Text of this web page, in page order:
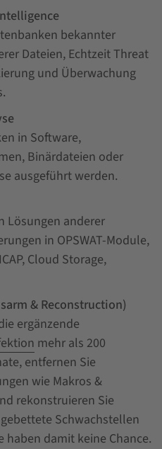
bekannter
Dateien, Echtzeit Threat
und Überwachung
in Software,
Binärdateien oder
ausgeführt werden.
Lösungen anderer
in OPSWAT-Module,
Cloud Storage,
& Reconstruction)
ergänzende
mehr als 200
entfernen Sie
wie Makros &
rekonstruieren Sie
Schwachstellen
haben damit keine Chance.